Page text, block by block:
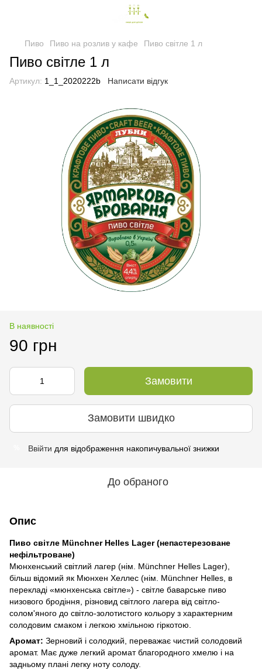
Пиво Пиво на розлив у кафе Пиво світле 1 л
Пиво світле 1 л
Артикул: 1_1_2020222b Написати відгук
В наявності
90 грн
Замовити
Замовити швидко
Ввійти для відображення накопичувальної знижки
До обраного
Опис
Пиво світле Münchner Helles Lager (непастерезоване
нефільтроване)
Мюнхенський світлий лагер (нім. Münchner Helles Lager),
більш відомий як Мюнхен Хеллес (нім. Münchner Helles, в
перекладі «мюнхенська світле») - світле баварське пиво
низового бродіння, різновид світлого лагера від світло-
солом'яного до світло-золотистого кольору з характерним
солодовим смаком і легкою хмільною гіркотою.
Аромат: Зерновий і солодкий, переважає чистий солодовий
аромат. Має дуже легкий аромат благородного хмелю і на
задньому плані легку ноту солоду.